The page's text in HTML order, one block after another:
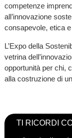
competenze
all’innovazione
consapevole, etica
L’Expo della
vetrina
opportunità per chi,
alla costruzione di
TI RICORDI